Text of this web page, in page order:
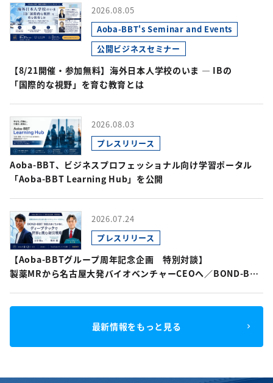
2026.08.05
Aoba-BBT's Seminar and Events
公開ビジネスセミナー
【8/21開催・参加無料】海外日本人学校のいま ― IBの
「国際的な視野」を育む教育とは
2026.08.03
プレスリリース
Aoba-BBT、ビジネスプロフェッショナル向け学習ポータル
「Aoba-BBT Learning Hub」を公開
2026.07.24
プレスリリース
【Aoba-BBTグループ周年記念企画 特別対談】
製薬MRから名古屋大発バイオベンチャーCEOへ／BOND-BBT
最新情報をもっと見る